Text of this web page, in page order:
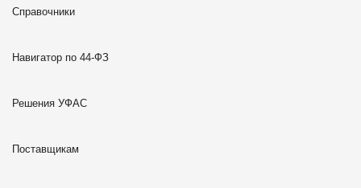
Справочники
Навигатор по 44-ФЗ
Решения УФАС
Поставщикам